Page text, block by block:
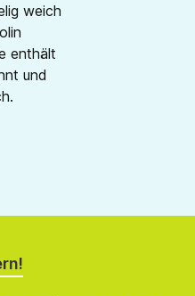
weich
enthält
und